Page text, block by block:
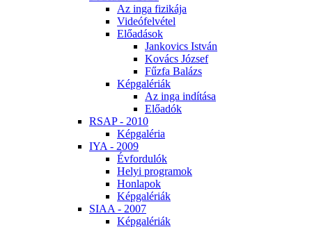
Az in­ga fi­zi­ká­ja
Vi­de­ó­fel­vé­tel
Elő­adá­sok
Jan­ko­vics Ist­ván
Ko­vács Jó­zsef
Fűz­fa Ba­lázs
Kép­ga­lé­ri­ák
Az in­ga in­dí­tá­sa
Elő­adók
RSAP - 2010
Kép­ga­lé­ria
IYA - 2009
Év­for­du­lók
He­lyi prog­ra­mok
Hon­la­pok
Kép­ga­lé­ri­ák
SI­AA - 2007
Kép­ga­lé­ri­ák